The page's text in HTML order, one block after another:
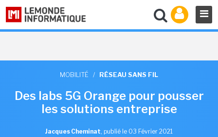
MOBILITÉ / RÉSEAU SANS FIL
Des labs 5G Orange pour pousser
les solutions entreprise
Jacques Cheminat, publié le 03 Février 2021